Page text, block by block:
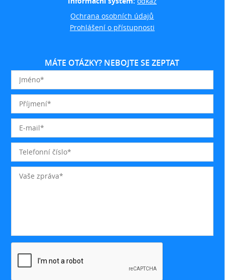
Ochrana osobních údajů
Prohlášení o přístupnosti
MÁTE OTÁZKY? NEBOJTE SE ZEPTAT